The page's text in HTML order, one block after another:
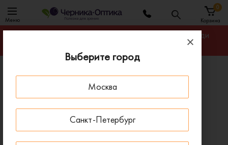
Выберите город
Москва
Санкт-Петербург
Меню Корзина
0
Гарантируем лучшую цену на линзы для очков среди
Главная
Линзы для очков
Мультифокальные линзы Zeiss Digital EnergizeMe
Мультифокальные линзы Zeiss Digital EnergizeMe